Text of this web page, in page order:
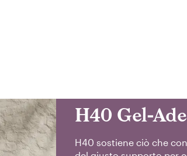
H40 Gel-
H40 sostiene ciò che